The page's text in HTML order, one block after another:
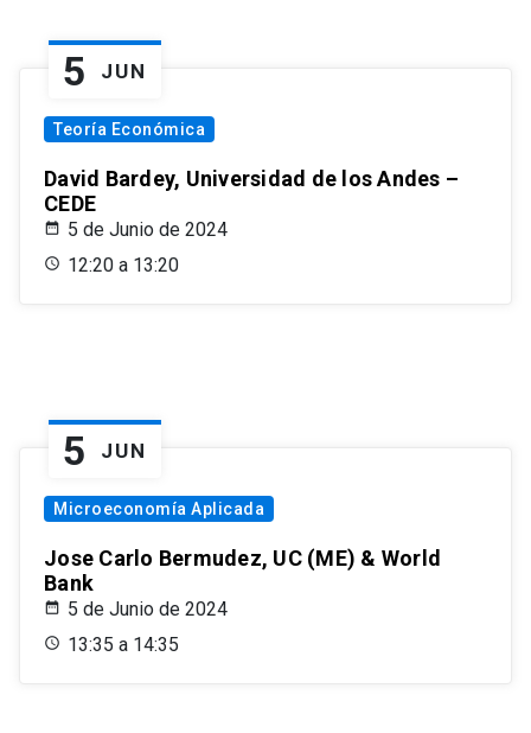
5 JUN
Teoría Económica
David Bardey, Universidad de los Andes –
CEDE
5 de Junio de 2024
12:20 a 13:20
5 JUN
Microeconomía Aplicada
Jose Carlo Bermudez, UC (ME) & World
Bank
5 de Junio de 2024
13:35 a 14:35